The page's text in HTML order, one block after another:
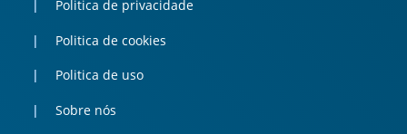
Politica de privacidade
Politica de cookies
Politica de uso
Sobre nós